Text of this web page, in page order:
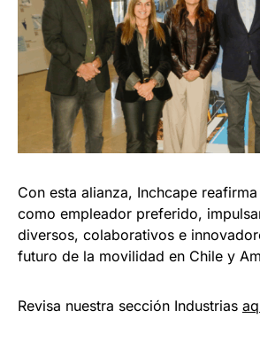
Con esta alianza, Inchcape
como empleador preferido,
diversos, colaborativos e
futuro de la movilidad en Chile y
Revisa nuestra sección Industrias